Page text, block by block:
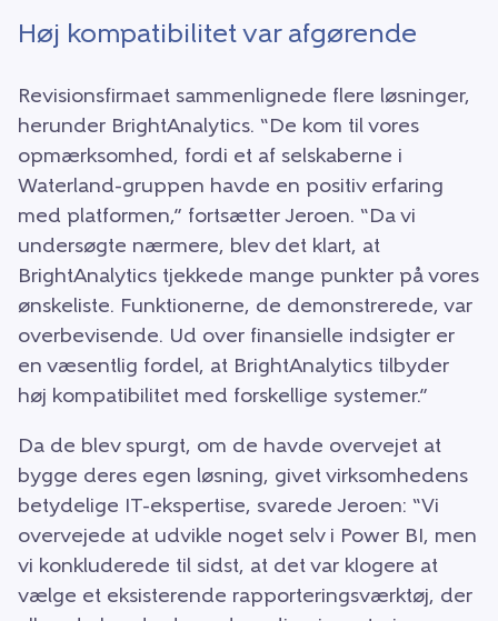
Høj kompatibilitet var afgørende
Revisionsfirmaet sammenlignede flere løsninger,
herunder BrightAnalytics. “De kom til vores
opmærksomhed, fordi et af selskaberne i
Waterland-gruppen havde en positiv erfaring
med platformen,” fortsætter Jeroen. “Da vi
undersøgte nærmere, blev det klart, at
BrightAnalytics tjekkede mange punkter på vores
ønskeliste. Funktionerne, de demonstrerede, var
overbevisende. Ud over finansielle indsigter er
en væsentlig fordel, at BrightAnalytics tilbyder
høj kompatibilitet med forskellige systemer.”
Da de blev spurgt, om de havde overvejet at
bygge deres egen løsning, givet virksomhedens
betydelige IT-ekspertise, svarede Jeroen: “Vi
overvejede at udvikle noget selv i Power BI, men
vi konkluderede til sidst, at det var klogere at
vælge et eksisterende rapporteringsværktøj, der